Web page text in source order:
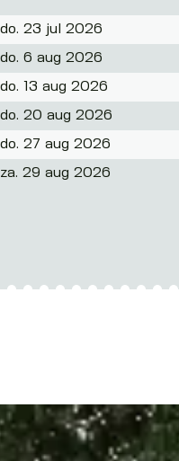
do. 23 jul 2026
do. 6 aug 2026
do. 13 aug 2026
do. 20 aug 2026
do. 27 aug 2026
za. 29 aug 2026